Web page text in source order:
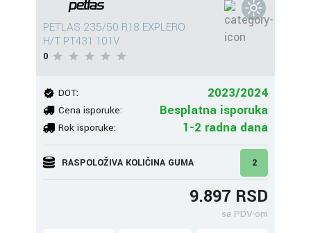
PETLAS 235/50 R18 EXPLERO
H/T PT431 101V
0
DOT: 2023/2024
Cena isporuke: Besplatna isporuka
Rok isporuke: 1-2 radna dana
RASPOLOŽIVA KOLIČINA GUMA 2
9.897 RSD
sa PDV-om